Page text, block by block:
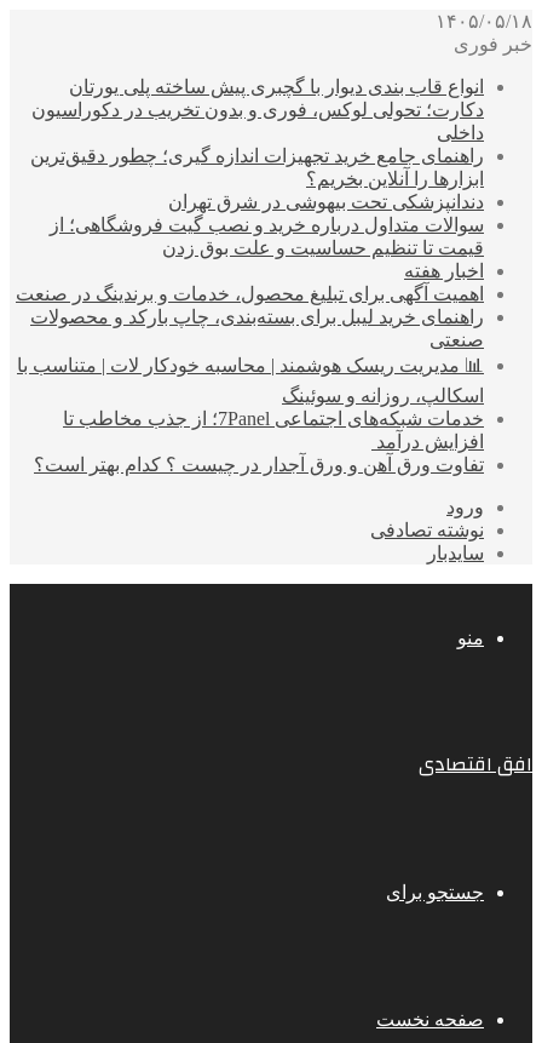
۱۴۰۵/۰۵/۱۸
خبر فوری
انواع قاب بندی دیوار با گچبری پیش ساخته پلی یورتان
دکارت؛ تحولی لوکس، فوری و بدون تخریب در دکوراسیون
داخلی
راهنمای جامع خرید تجهیزات اندازه گیری؛ چطور دقیق‌ترین
ابزارها را آنلاین بخریم؟
دندانپزشکی تحت بیهوشی در شرق تهران
سوالات متداول درباره خرید و نصب گیت فروشگاهی؛ از
قیمت تا تنظیم حساسیت و علت بوق زدن
اخبار هفته
اهمیت آگهی برای تبلیغ محصول، خدمات و برندینگ در صنعت
راهنمای خرید لیبل برای بسته‌بندی، چاپ بارکد و محصولات
صنعتی
📊 مدیریت ریسک هوشمند | محاسبه خودکار لات | متناسب با
اسکالپ، روزانه و سوئینگ
خدمات شبکه‌های اجتماعی 7Panel؛ از جذب مخاطب تا
افزایش درآمد
تفاوت ورق آهن و ورق آجدار در چیست ؟ کدام بهتر است؟
ورود
نوشته تصادفی
سایدبار
منو
افق اقتصادی
جستجو برای
صفحه نخست